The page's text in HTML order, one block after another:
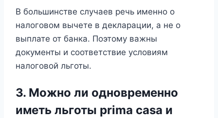
В большинстве случаев речь именно о
налоговом вычете в декларации, а не о
выплате от банка. Поэтому важны
документы и соответствие условиям
налоговой льготы.
3. Можно ли одновременно
иметь льготы prima casa и